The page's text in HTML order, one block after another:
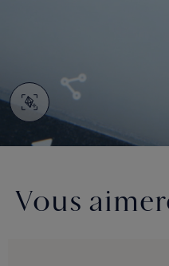
Vous